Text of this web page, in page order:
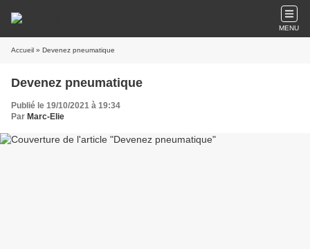
MENU
Accueil » Devenez pneumatique
Devenez pneumatique
Publié le 19/10/2021 à 19:34
Par Marc-Elie